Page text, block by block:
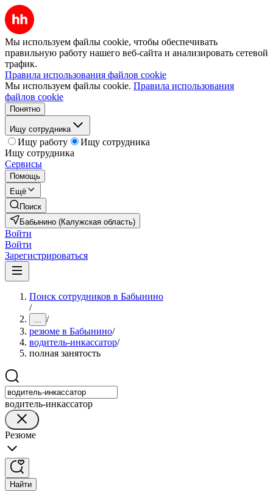
Мы используем файлы cookie, чтобы обеспечивать
правильную работу нашего веб-сайта и анализировать сетевой
трафик.
Правила использования файлов cookie
Мы используем файлы cookie. Правила использования
файлов cookie
Понятно
Ищу сотрудника
Ищу работу
Ищу сотрудника
Ищу сотрудника
Сервисы
Помощь
Ещё
Поиск
Бабынино (Калужская область)
Войти
Войти
Зарегистрироваться
Поиск сотрудников в Бабынино
/
... /
резюме в Бабынино/
водитель-инкассатор/
полная занятость
водитель-инкассатор
Резюме
Найти